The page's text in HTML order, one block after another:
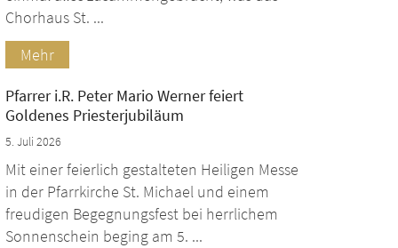
Chorhaus St. ...
Mehr
Pfarrer i.R. Peter Mario Werner feiert
Goldenes Priesterjubiläum
5. Juli 2026
Mit einer feierlich gestalteten Heiligen Messe
in der Pfarrkirche St. Michael und einem
freudigen Begegnungsfest bei herrlichem
Sonnenschein beging am 5. ...